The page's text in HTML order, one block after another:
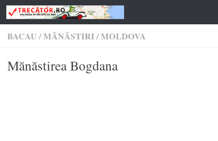
Skip to content
BACAU/MĂNĂSTIRI/MOLDOVA
Mănăstirea Bogdana